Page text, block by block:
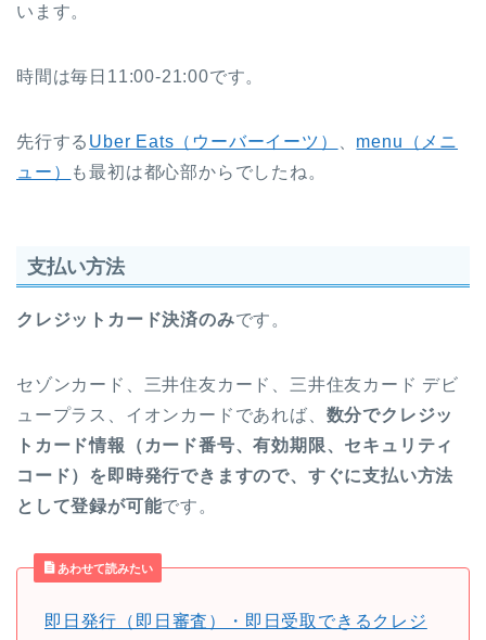
います。
時間は毎日11:00-21:00です。
先行する Uber Eats（ウーバーイーツ）
menu（メニ
ュー）
も最初は都心部からでしたね。
支払い方法
クレジットカード決済のみです。
セゾンカード、三井住友カード、三井住友カード デビ
ュープラス、イオンカードであれば、 数分でクレジッ
トカード情報（カード番号、有効期限、セキュリティ
コード）を即時発行できますので、すぐに支払い方法
として登録が可能です。
あわせて読みたい
即日発行（即日審査）・即日受取できるクレジ